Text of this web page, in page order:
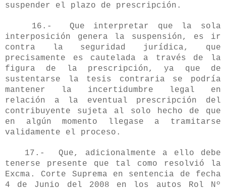
suspender el plazo de prescripción.
16.- Que interpretar que la sola
interposición genera la suspensión, es ir
contra la seguridad jurídica, que
precisamente es cautelada a través de la
figura de la prescripción, ya que de
sustentarse la tesis contraria se podría
mantener la incertidumbre legal en
relación a la eventual prescripción del
contribuyente sujeta al solo hecho de que
en algún momento llegase a tramitarse
validamente el proceso.
17.- Que, adicionalmente a ello debe
tenerse presente que tal como resolvió la
Excma. Corte Suprema en sentencia de fecha
4 de Junio del 2008 en los autos Rol Nº